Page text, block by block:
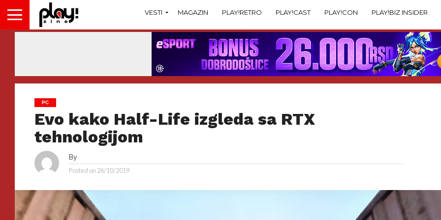
VESTI MAGAZIN PLAY!RETRO PLAY!CAST PLAY!CON PLAY!BIZ INSIDER
PC
Evo kako Half-Life izgleda sa RTX
tehnologijom
By
Posted on 26/10/2019